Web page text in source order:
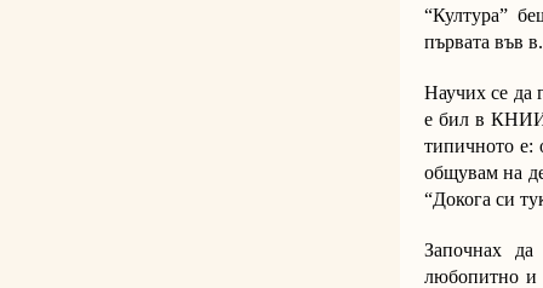
“Култура”
първата във
Научих се да
е бил в
типичното е:
общувам на
“Докога си
Започнах
любопитно и